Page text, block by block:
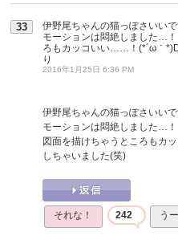
33
伊野尾ちゃんの猫っぽさいい
モーションは悶絶しました…
ろもカッコいい……！(*´ω｀
り
2016年1月25日 6:36 PM
伊野尾ちゃんの猫っぽさいい
モーションは悶絶しました…
図面を描けちゃうところもカ
しちゃいました(笑)
それな！ 242 う